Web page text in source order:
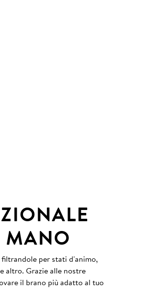
MANO
per stati d'animo,
altro. Grazie alle nostre
il brano più adatto al tuo